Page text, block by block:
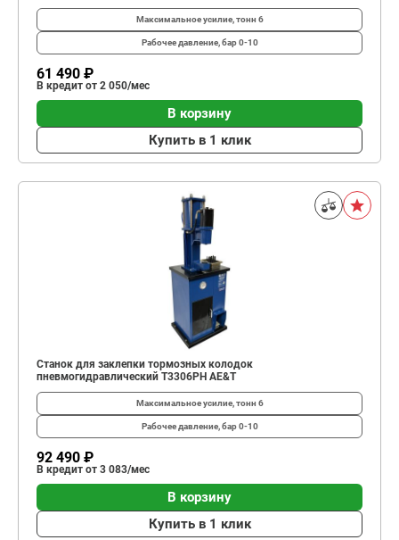
Максимальное усилие, тонн 6
Рабочее давление, бар0-10
61 490 ₽
В кредит от 2 050/мес
В корзину
Купить в 1 клик
Станок для заклепки тормозных колодок
пневмогидравлический T3306PH AE&T
Максимальное усилие, тонн 6
Рабочее давление, бар0-10
92 490 ₽
В кредит от 3 083/мес
В корзину
Купить в 1 клик